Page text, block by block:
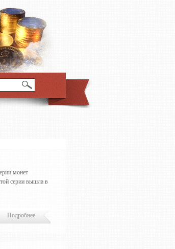
монет
серии вышла в
Подробнее